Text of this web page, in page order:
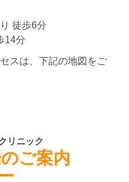
徒歩6分
14分
スは、下記の地図をご
リニック
ご案内